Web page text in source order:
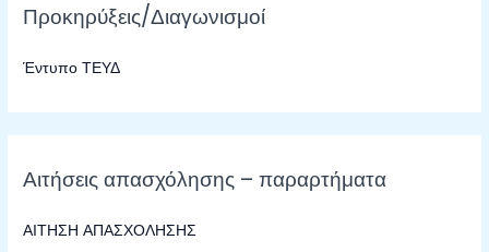
ή
η
η
ι
α
Προκηρύξεις/Διαγωνισμοί
Έντυπο ΤΕΥΔ
Αιτήσεις απασχόλησης – παραρτήματα
ΑΙΤΗΣΗ ΑΠΑΣΧΟΛΗΣΗΣ